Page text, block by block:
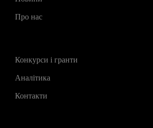
Про нас
Конкурси і гранти
Аналітика
Контакти